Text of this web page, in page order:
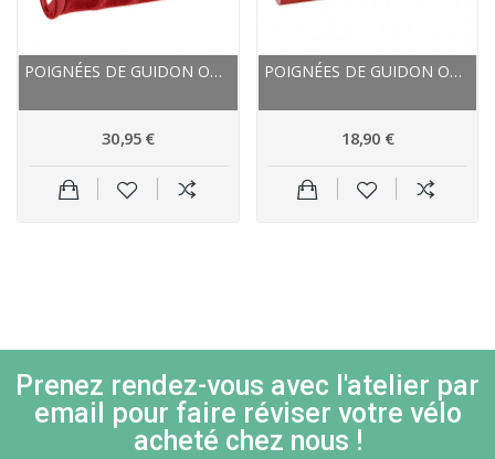
POIGNÉES DE GUIDON ODI ÉLASTOMÈRE AIR DREAD...
30,95 €
POIGNÉES DE GUIDON ODI ÉLASTOMÈRE F1 VAPOR...
18,90 €
Prenez rendez-vous avec l'atelier par
email pour faire réviser votre vélo
acheté chez nous !